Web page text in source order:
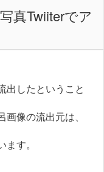
真Twiiterでア
出したということ
像の流出元は、
す。